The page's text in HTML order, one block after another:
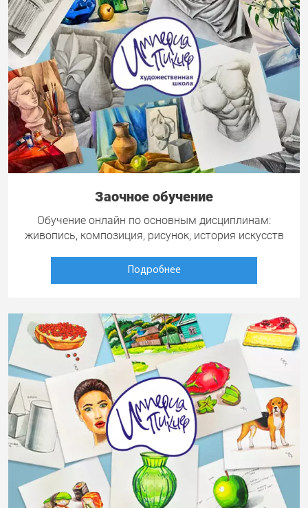
Заочное обучение
Обучение онлайн по основным дисциплинам:
живопись, композиция, рисунок, история искусств
Подробнее